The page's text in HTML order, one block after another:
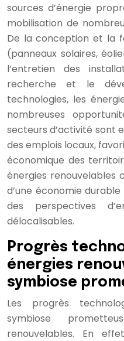
sources d’énergie
mobilisation de
De la conception et la
(panneaux solaires,
l’entretien des
recherche et le
technologies, les
nombreuses
secteurs d’activité sont
des emplois locaux,
économique des
énergies renouvelables
d’une économie
des perspectives
délocalisables.
Progrès
énergies
symbiose
Les progrès
symbiose
renouvelables. En